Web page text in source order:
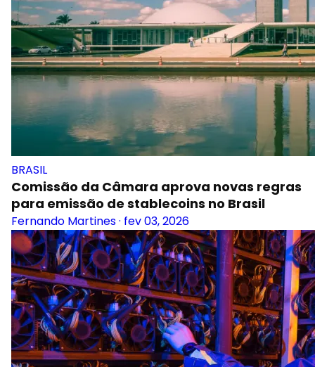
BRASIL
Comissão da Câmara aprova novas regras
para emissão de stablecoins no Brasil
Fernando Martines· fev 03, 2026